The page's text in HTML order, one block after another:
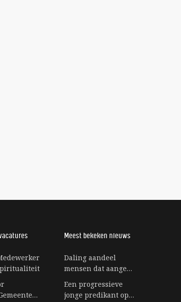
Meest bekeken nieuws
Daling aandeel
mensen dat aangeeft
bij religie te horen
stagneert
Een progressieve
jonge predikant op